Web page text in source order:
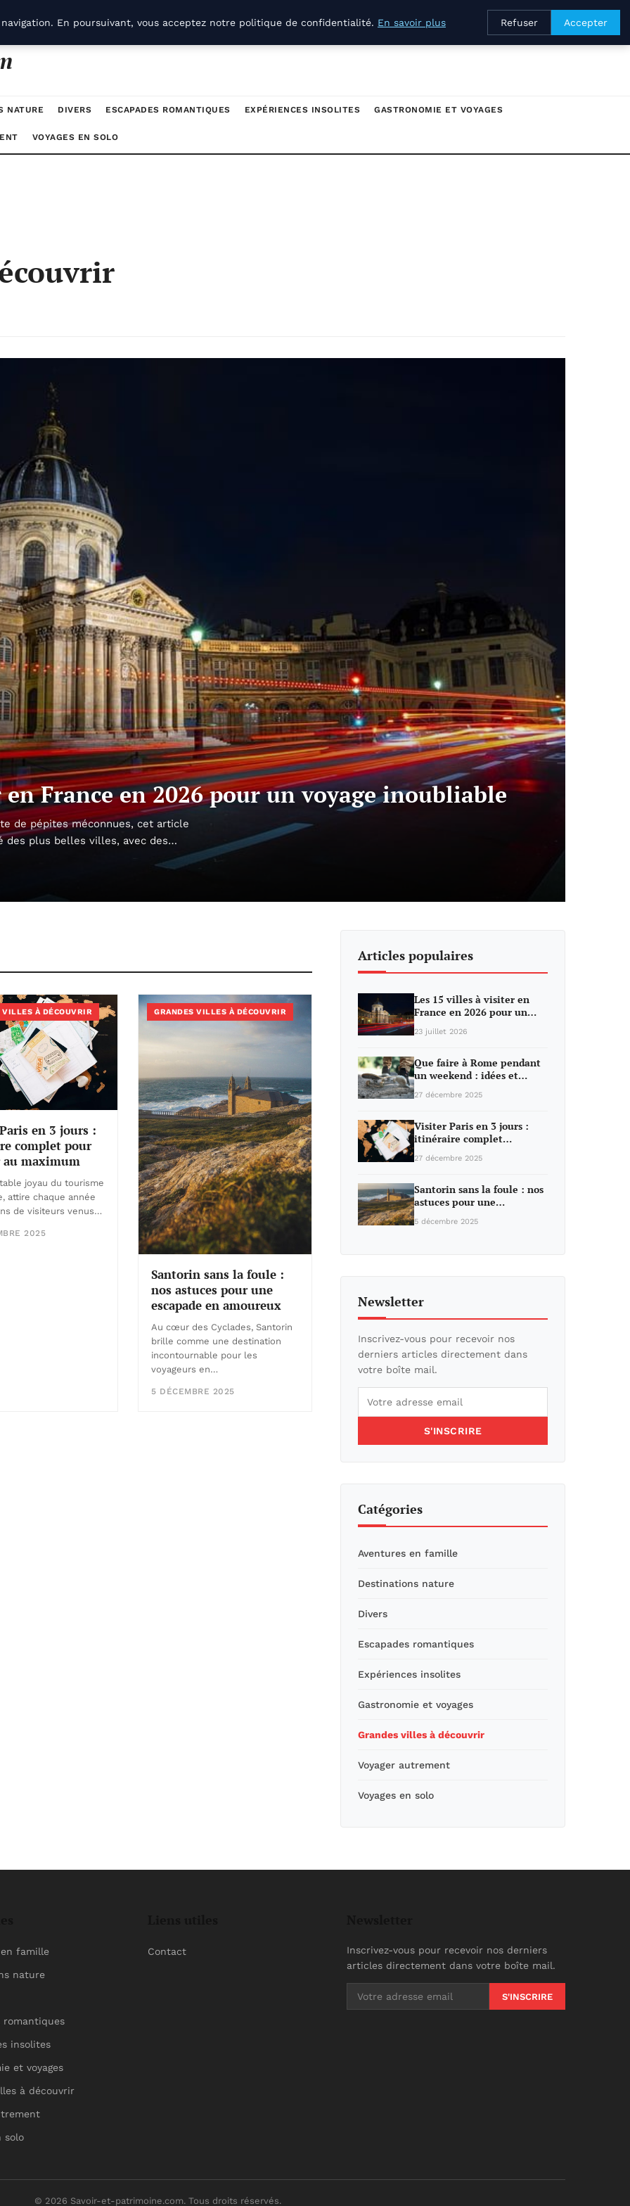
NATURE DIVERS ESCAPADES ROMANTIQUES EXPÉRIENCES INSOLITES GASTRONOMIE ET VOYAGES
VOYAGES EN SOLO
France en 2026 pour un voyage inoubliable
de pépites méconnues, cet article
des plus belles villes, avec des…
VILLES À DÉCOUVRIR
en 3 jours :
complet pour
maximum
joyau du tourisme
attire chaque année
de visiteurs venus…
2025
GRANDES VILLES À DÉCOUVRIR
Santorin sans la foule :
nos astuces pour une
escapade en amoureux
Au cœur des Cyclades, Santorin
brille comme une destination
incontournable pour les
voyageurs en…
5 DÉCEMBRE 2025
Articles populaires
Les 15 villes à visiter en
France en 2026 pour un…
23 juillet 2026
Que faire à Rome pendant
un weekend : idées et…
27 décembre 2025
Visiter Paris en 3 jours :
itinéraire complet…
27 décembre 2025
Santorin sans la foule : nos
astuces pour une…
5 décembre 2025
Newsletter
Inscrivez-vous pour recevoir nos
derniers articles directement dans
votre boîte mail.
S'INSCRIRE
Catégories
Aventures en famille
Destinations nature
Divers
Escapades romantiques
Expériences insolites
Gastronomie et voyages
Grandes villes à découvrir
Voyager autrement
Voyages en solo
famille
nature
romantiques
insolites
et voyages
à découvrir
solo
Contact
Inscrivez-vous pour recevoir nos derniers
articles directement dans votre boîte mail.
S'INSCRIRE
© 2026 Savoir-et-patrimoine.com. Tous droits réservés.
En poursuivant, vous acceptez notre politique de confidentialité. En savoir plus Refuser Accepter